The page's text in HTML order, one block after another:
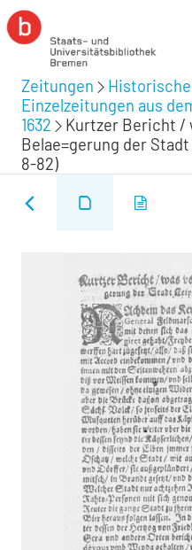
Zeitungen
Einzelzeitungen aus
1632
Kurtzer Bericht /
Belae=gerung der
8-82)